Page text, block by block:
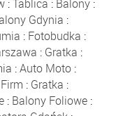
:Tablica : Balony:
Gdynia :
: Fotobudka :
: Gratka :
:Auto Moto :
: Gratka :
: Balony Foliowe :